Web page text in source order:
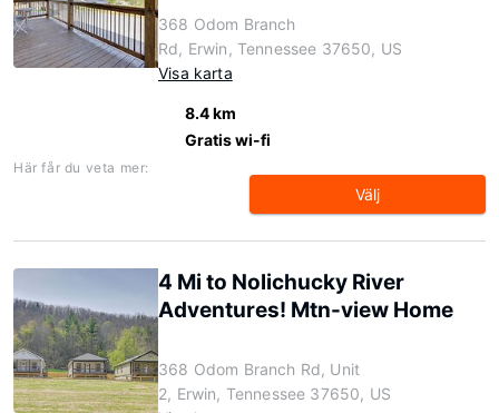
368 Odom Branch
Rd, Erwin, Tennessee 37650, US
Visa karta
8.4 km
Gratis wi-fi
Här får du veta mer:
Välj
4 Mi to Nolichucky River
Adventures! Mtn-view Home
368 Odom Branch Rd, Unit
2, Erwin, Tennessee 37650, US